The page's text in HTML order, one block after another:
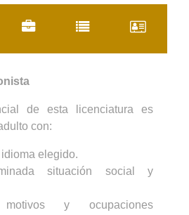
de esta licenciatura es
con:
elegido.
situación social y
motivos y ocupaciones